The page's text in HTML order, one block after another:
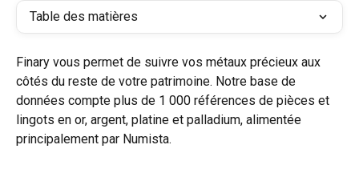
Table des matières
Finary vous permet de suivre vos métaux précieux aux
côtés du reste de votre patrimoine. Notre base de
données compte plus de 1 000 références de pièces et
lingots en or, argent, platine et palladium, alimentée
principalement par Numista.